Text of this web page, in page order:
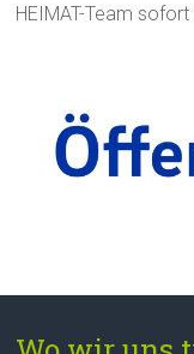
HEIMAT-Team